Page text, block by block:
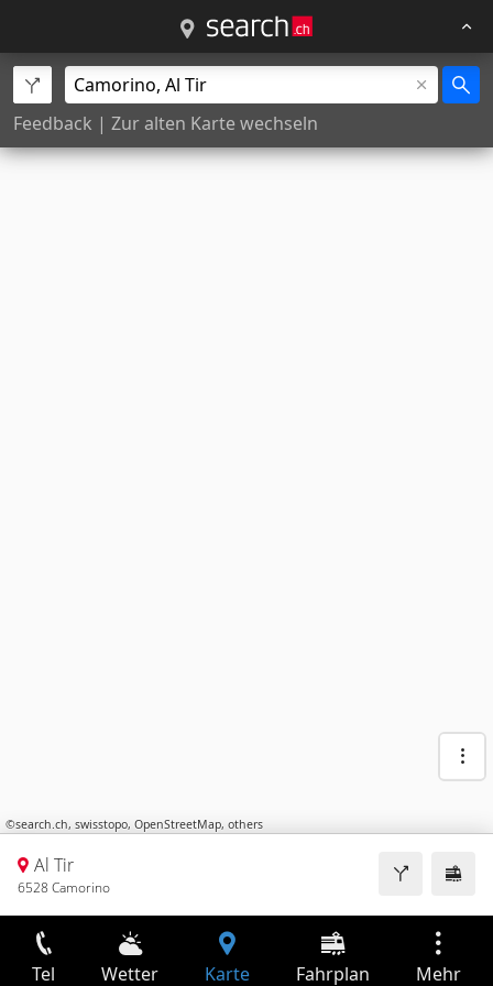
Feedback | Zur alten Karte wechseln
©search.ch, swisstopo, OpenStreetMap, others
Al Tir
6528 Camorino
Tel Wetter Karte Fahrplan Mehr